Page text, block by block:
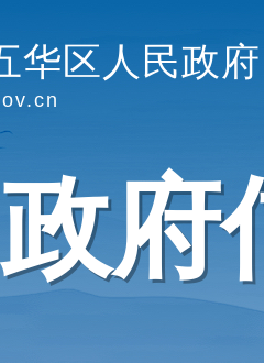
华区人民政府
政府